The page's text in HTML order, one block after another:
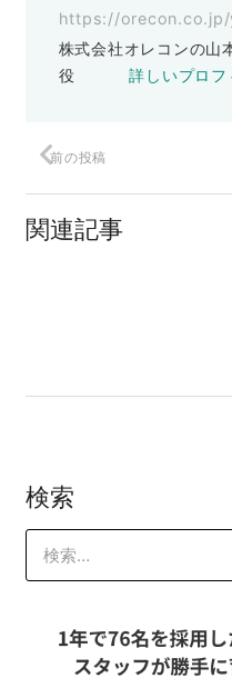
https://
株式会社オレコンの山
役詳しいプロフ
前の投稿
関連記事
検索
索: